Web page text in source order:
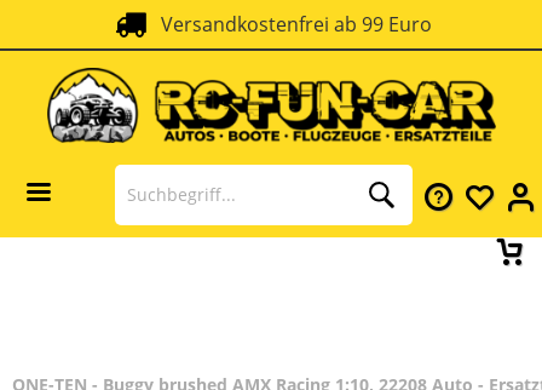
Versandkostenfrei ab 99 Euro
ONE-TEN - Buggy brushed AMX Racing 1:10, 22208 Auto -